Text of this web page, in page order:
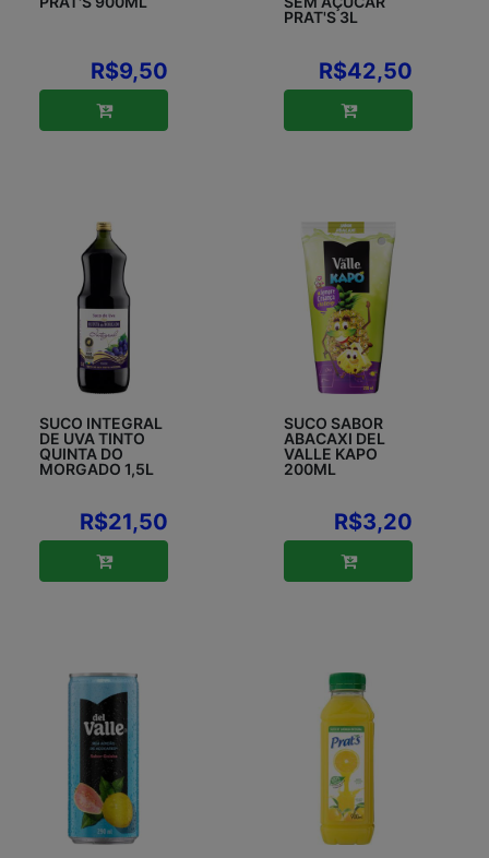
R$9,50
PRAT'S 3L
R$42,50
SUCO INTEGRAL
DE UVA TINTO
QUINTA DO
MORGADO 1,5L
R$21,50
SUCO SABOR
ABACAXI DEL
VALLE KAPO
200ML
R$3,20